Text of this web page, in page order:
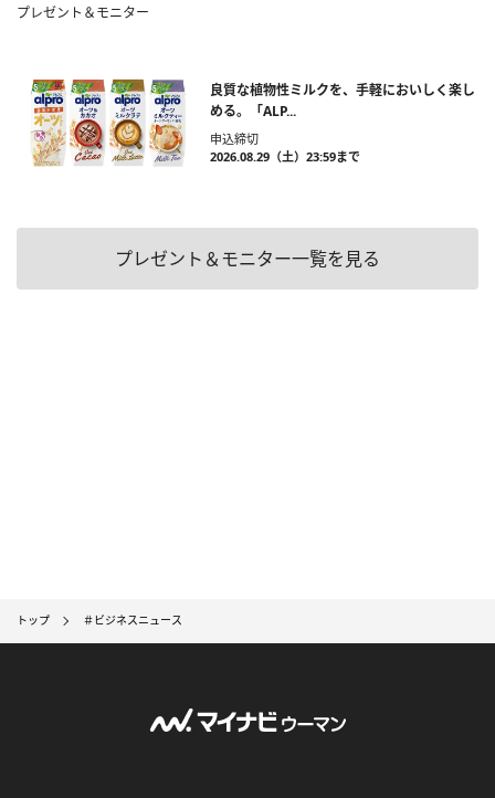
プレゼント＆モニター
良質な植物性ミルクを、手軽においしく楽し
める。「ALP...
申込締切
2026.08.29（土）23:59まで
プレゼント＆モニター一覧を見る
トップ ＃ビジネスニュース